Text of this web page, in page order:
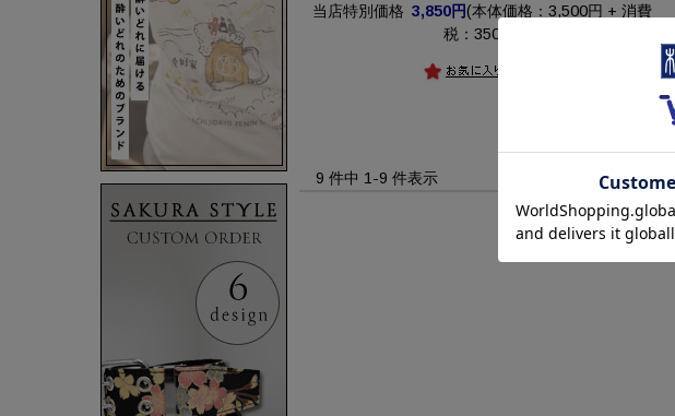
当店特別価格 3,850円(本体価格：3,500円 + 消費
税：350円)
9 件中 1-9 件表示